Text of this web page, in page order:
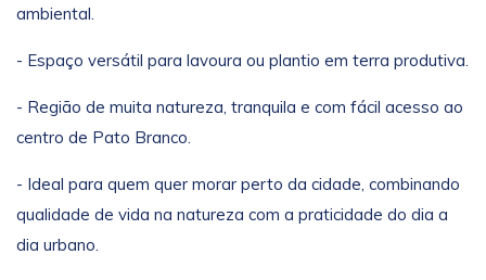
ambiental.
- Espaço versátil para lavoura ou plantio em terra produtiva.
- Região de muita natureza, tranquila e com fácil acesso ao
centro de Pato Branco.
- Ideal para quem quer morar perto da cidade, combinando
qualidade de vida na natureza com a praticidade do dia a
dia urbano.